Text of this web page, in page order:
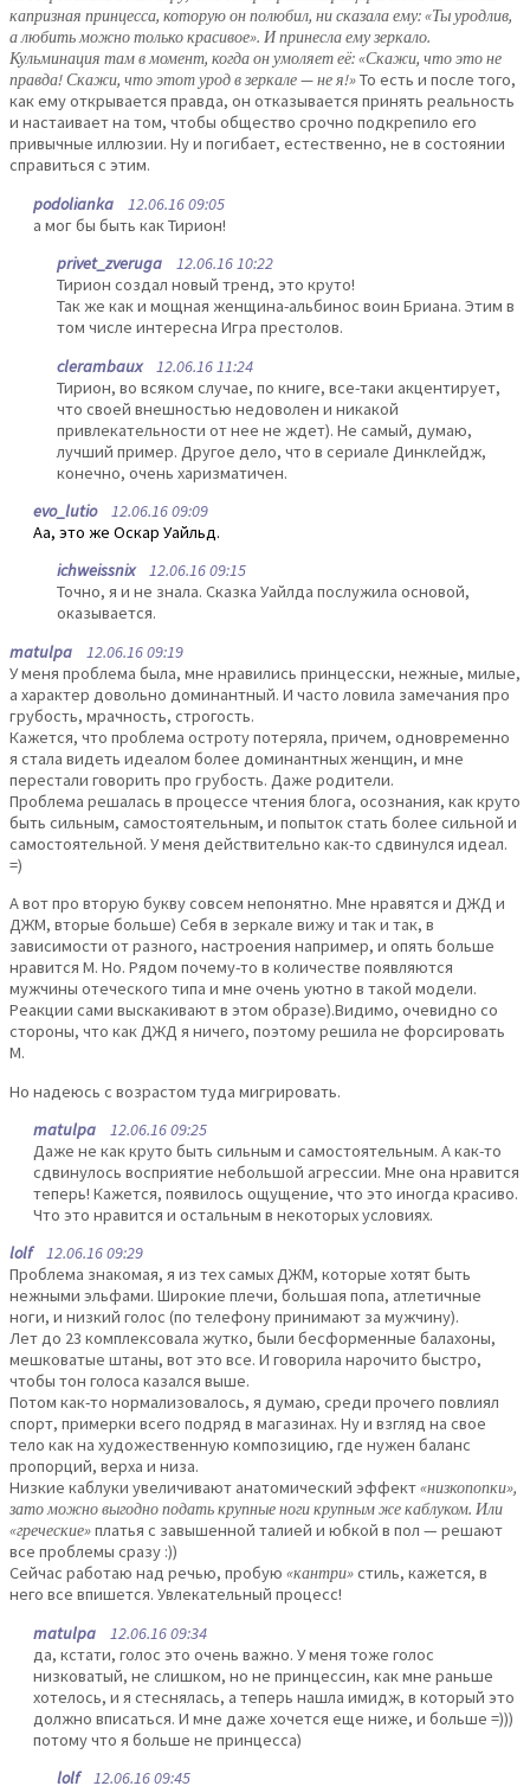
капризная принцесса, которую он полюбил, ни сказала ему: «Ты уродлив,
а любить можно только красивое». И принесла ему зеркало.
Кульминация там в момент, когда он умоляет её: «Скажи, что это не
правда! Скажи, что этот урод в зеркале — не я!»То есть и после того,
как ему открывается правда, он отказывается принять реальность
и настаивает на том, чтобы общество срочно подкрепило его
привычные иллюзии. Ну и погибает, естественно, не в состоянии
справиться с этим.
podolianka 12.06.16 09:05
а мог бы быть как Тирион!
privet_zveruga 12.06.16 10:22
Тирион создал новый тренд, это круто!
Так же как и мощная женщина-альбинос воин Бриана. Этим в
том числе интересна Игра престолов.
clerambaux12.06.16 11:24
Тирион, во всяком случае, по книге, все-таки акцентирует,
что своей внешностью недоволен и никакой
привлекательности от нее не ждет). Не самый, думаю,
лучший пример. Другое дело, что в сериале Динклейдж,
конечно, очень харизматичен.
evo_lutio12.06.16 09:09
Аа, это же Оскар Уайльд.
ichweissnix12.06.16 09:15
Точно, я и не знала. Сказка Уайлда послужила основой,
оказывается.
matulpa 12.06.16 09:19
У меня проблема была, мне нравились принцесски, нежные, милые,
а характер довольно доминантный. И часто ловила замечания про
грубость, мрачность, строгость.
Кажется, что проблема остроту потеряла, причем, одновременно
я стала видеть идеалом более доминантных женщин, и мне
перестали говорить про грубость. Даже родители.
Проблема решалась в процессе чтения блога, осознания, как круто
быть сильным, самостоятельным, и попыток стать более сильной и
самостоятельной. У меня действительно как-то сдвинулся идеал.
=)
А вот про вторую букву совсем непонятно. Мне нравятся и ДЖД и
ДЖМ, вторые больше) Себя в зеркале вижу и так и так, в
зависимости от разного, настроения например, и опять больше
нравится М. Но. Рядом почему-то в количестве появляются
мужчины отеческого типа и мне очень уютно в такой модели.
Реакции сами выскакивают в этом образе).Видимо, очевидно со
стороны, что как ДЖД я ничего, поэтому решила не форсировать
М.
Но надеюсь с возрастом туда мигрировать.
matulpa 12.06.16 09:25
Даже не как круто быть сильным и самостоятельным. А как-то
сдвинулось восприятие небольшой агрессии. Мне она нравится
теперь! Кажется, появилось ощущение, что это иногда красиво.
Что это нравится и остальным в некоторых условиях.
lolf12.06.16 09:29
Проблема знакомая, я из тех самых ДЖМ, которые хотят быть
нежными эльфами. Широкие плечи, большая попа, атлетичные
ноги, и низкий голос (по телефону принимают за мужчину).
Лет до 23 комплексовала жутко, были бесформенные балахоны,
мешковатые штаны, вот это все. И говорила нарочито быстро,
чтобы тон голоса казался выше.
Потом как-то нормализовалось, я думаю, среди прочего повлиял
спорт, примерки всего подряд в магазинах. Ну и взгляд на свое
тело как на художественную композицию, где нужен баланс
пропорций, верха и низа.
Низкие каблуки увеличивают анатомический эффект«низкопопки»,
зато можно выгодно подать крупные ноги крупным же каблуком. Или
«греческие»платья с завышенной талией и юбкой в пол — решают
все проблемы сразу :))
Сейчас работаю над речью, пробую «кантри»стиль, кажется, в
него все впишется. Увлекательный процесс!
matulpa 12.06.16 09:34
да, кстати, голос это очень важно. У меня тоже голос
низковатый, не слишком, но не принцессин, как мне раньше
хотелось, и я стеснялась, а теперь нашла имидж, в который это
должно вписаться. И мне даже хочется еще ниже, и больше =)))
потому что я больше не принцесса)
lolf12.06.16 09:45